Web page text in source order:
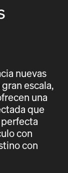
nuevas
escala,
una
que
con
con